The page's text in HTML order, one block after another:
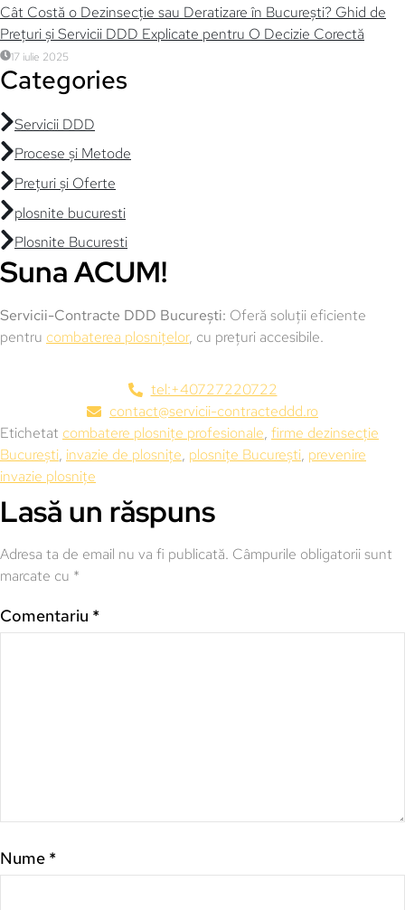
Cât Costă o Dezinsecție sau Deratizare în București? Ghid de
Prețuri și Servicii DDD Explicate pentru O Decizie Corectă
17 iulie 2025
Categories
Servicii DDD
Procese și Metode
Prețuri și Oferte
plosnite bucuresti
Plosnite Bucuresti
Suna ACUM!
Servicii-Contracte DDD București: Oferă soluții eficiente
pentru combaterea plosnițelor, cu prețuri accesibile.
tel:+40727220722
contact@servicii-contracteddd.ro
Etichetat combatere plosnițe profesionale, firme dezinsecție
București, invazie de plosnițe, plosnițe București, prevenire
invazie plosnițe
Lasă un răspuns
Adresa ta de email nu va fi publicată. Câmpurile obligatorii sunt
marcate cu *
Comentariu *
Nume *